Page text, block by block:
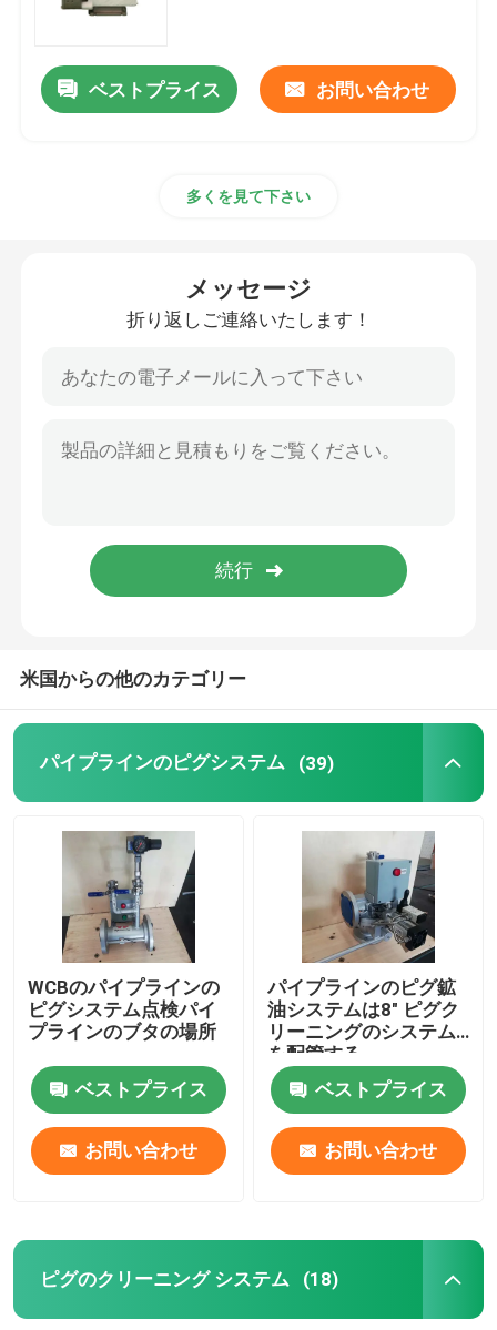
ピグ自動化されたシステム
回転式丸い突出部ポンプ
ピグ弁
スリーブを付けられたプラグ弁
同時メーターで計る混合
粘着性増進剤の分解システム
ベストプライス お問い合わせ
多くを見て下さい
メッセージ
折り返しご連絡いたします！
米国からの他のカテゴリー
パイプラインのピグシステム (39)
WCBのパイプラインの
ピグシステム点検パイ
プラインのブタの場所
ベストプライス
お問い合わせ
パイプラインのピグ鉱
油システムは8" ピグク
リーニングのシステム
を配管する
ベストプライス
お問い合わせ
ピグのクリーニング システム (18)